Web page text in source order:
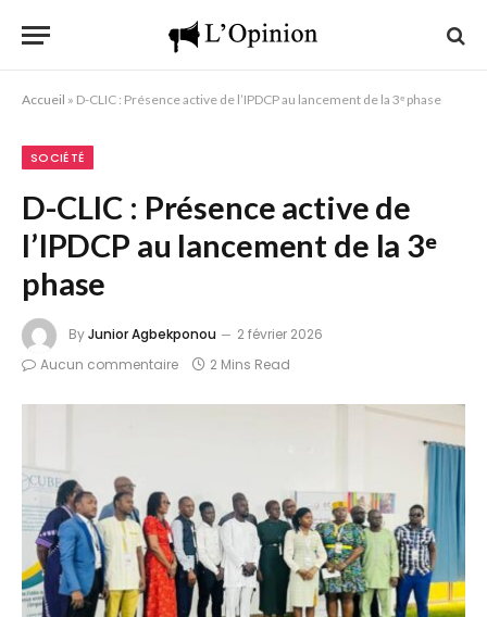
Accueil » D-CLIC : Présence active de l’IPDCP au lancement de la 3ᵉ phase
SOCIÉTÉ
D-CLIC : Présence active de
l’IPDCP au lancement de la 3ᵉ
phase
ByJunior Agbekponou
2 février 2026
Aucun commentaire
2 Mins Read